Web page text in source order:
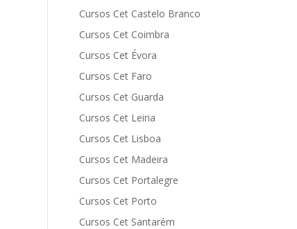
Cursos Cet Castelo Branco
Cursos Cet Coimbra
Cursos Cet Évora
Cursos Cet Faro
Cursos Cet Guarda
Cursos Cet Leiria
Cursos Cet Lisboa
Cursos Cet Madeira
Cursos Cet Portalegre
Cursos Cet Porto
Cursos Cet Santarém